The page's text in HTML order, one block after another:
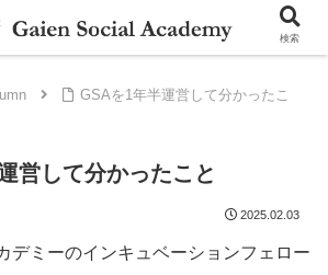
GSAを1年半運営して分かったこ
営して分かったこと
2025.02.03
デミーのインキュベーションフェロー
検索